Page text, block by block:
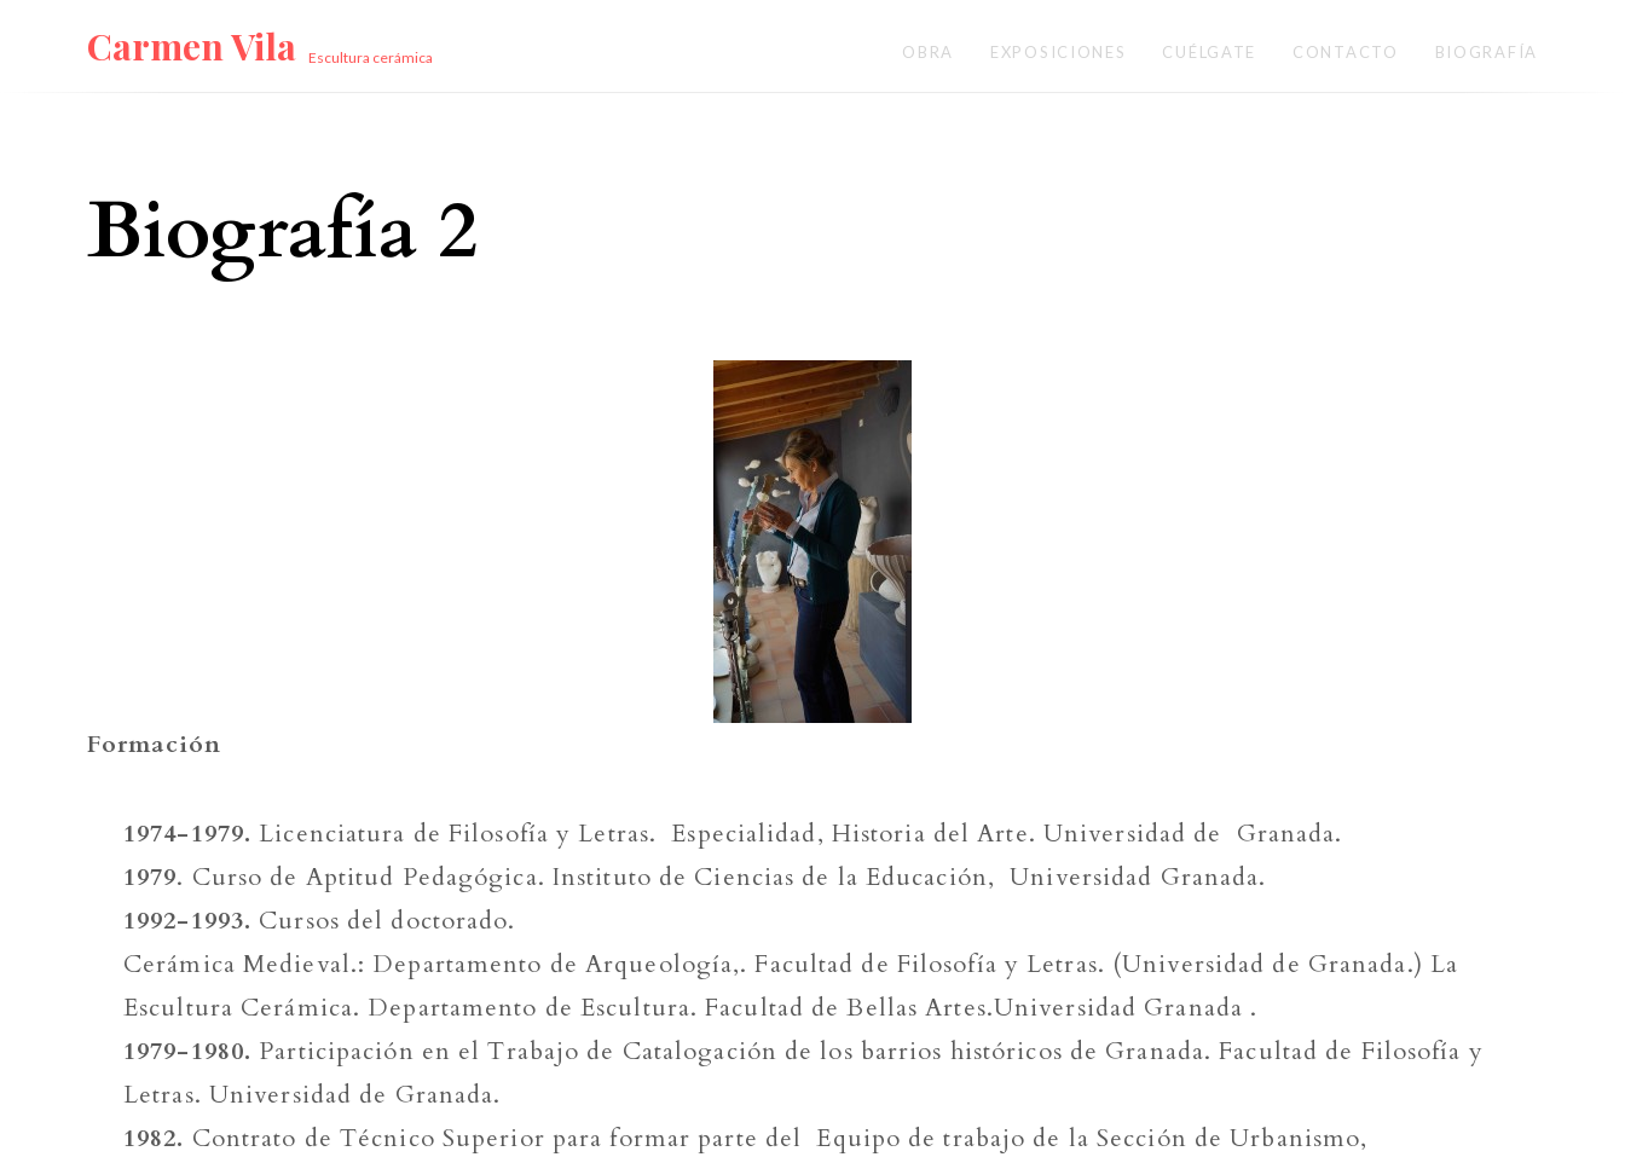
Carmen Vila Escultura cerámica OBRA EXPOSICIONES CUÉLGATE CONTACTO BIOGRAFÍA
Biografía 2
Formación
1974-1979. Licenciatura de Filosofía y Letras. Especialidad, Historia del Arte. Universidad de Granada.
1979. Curso de Aptitud Pedagógica. Instituto de Ciencias de la Educación, Universidad Granada.
1992-1993. Cursos del doctorado.
Cerámica Medieval.: Departamento de Arqueología,. Facultad de Filosofía y Letras. (Universidad de Granada.) La
Escultura Cerámica. Departamento de Escultura. Facultad de Bellas Artes.Universidad Granada .
1979-1980. Participación en el Trabajo de Catalogación de los barrios históricos de Granada. Facultad de Filosofía y
Letras. Universidad de Granada.
1982. Contrato de Técnico Superior para formar parte del Equipo de trabajo de la Sección de Urbanismo,